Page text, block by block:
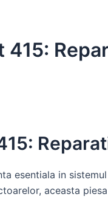
415:
esentiala in
aceasta